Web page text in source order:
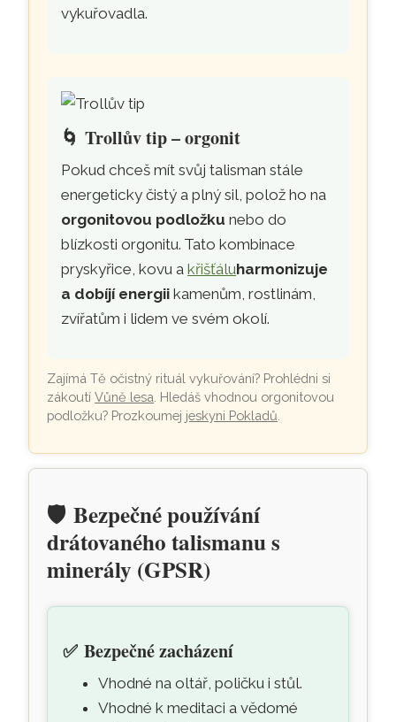
vykuřovadla.
🌀Trollův tip – orgonit
Pokud chceš mít svůj talisman stále
energeticky čistý a plný sil, polož ho na
orgonitovou podložku nebo do
blízkosti orgonitu. Tato kombinace
pryskyřice, kovu akřišťáluharmonizuje
a dobíjí energii kamenům, rostlinám,
zvířatům i lidem ve svém okolí.
Zajímá Tě očistný rituál vykuřování? Prohlédni si
zákoutíVůně lesa . Hledáš vhodnou orgonitovou
podložku? Prozkoumej jeskyni Pokladů
🛡️Bezpečné používání
drátovaného talismanu s
minerály (GPSR)
✅Bezpečné zacházení
Vhodné na oltář, poličku i stůl.
Vhodné k meditaci a vědomé